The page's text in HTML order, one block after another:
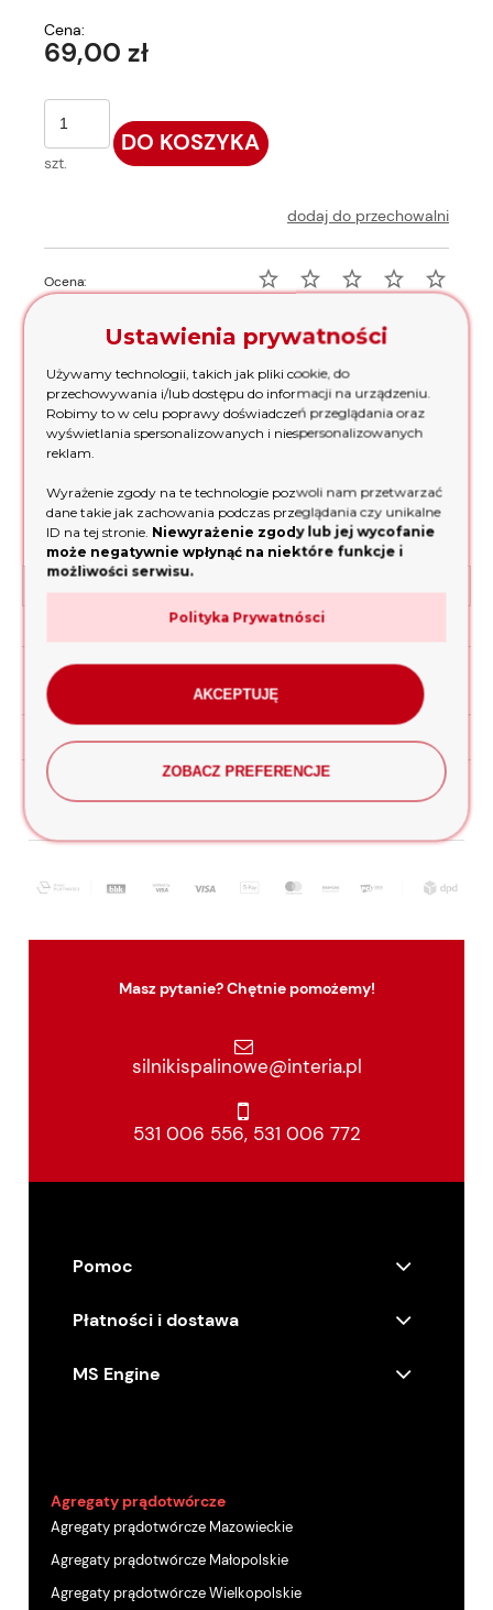
Cena:
69,00 zł
szt.
DO KOSZYKA
dodaj do przechowalni
Ocena:
Producent: Kod produktu:
zapytaj o produkt
poleć znajomemu
Opinie o produkcie (0)
InPost Paczkomaty 11,90 zł
odbiór osobisty (odbiór w siedzibie firmy) 0,00 zł
Masz pytanie? Chętnie pomożemy!
silnikispalinowe@interia.pl
531 006 556, 531 006 772
Pomoc
Płatności i dostawa
MS Engine
Agregaty prądotwórcze
Agregaty prądotwórcze Mazowieckie
Agregaty prądotwórcze Małopolskie
Agregaty prądotwórcze Wielkopolskie
Ustawienia prywatności
Używamy technologii, takich jak pliki cookie, do
przechowywania i/lub dostępu do informacji na urządzeniu.
Robimy to w celu poprawy doświadczeń przeglądania oraz
wyświetlania spersonalizowanych i niespersonalizowanych
reklam.
Wyrażenie zgody na te technologie pozwoli nam przetwarzać
dane takie jak zachowania podczas przeglądania czy unikalne
ID na tej stronie. Niewyrażenie zgody lub jej wycofanie
może negatywnie wpłynąć na niektóre funkcje i
możliwości serwisu.
Polityka Prywatnósci
AKCEPTUJĘ
ZOBACZ PREFERENCJE